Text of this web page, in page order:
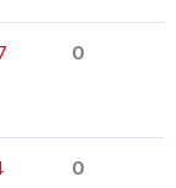
0
0